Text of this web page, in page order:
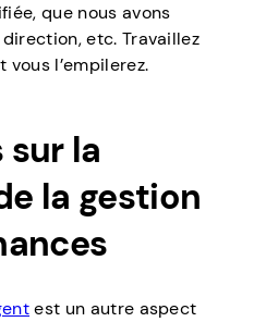
que nous avons
etc. Travaillez
l’empilerez.
la
la gestion
est un autre aspect